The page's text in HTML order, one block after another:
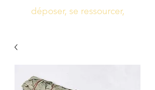
déposer, se ressourcer,